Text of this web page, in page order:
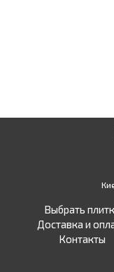
Выбрать
Доставка и
Контакты